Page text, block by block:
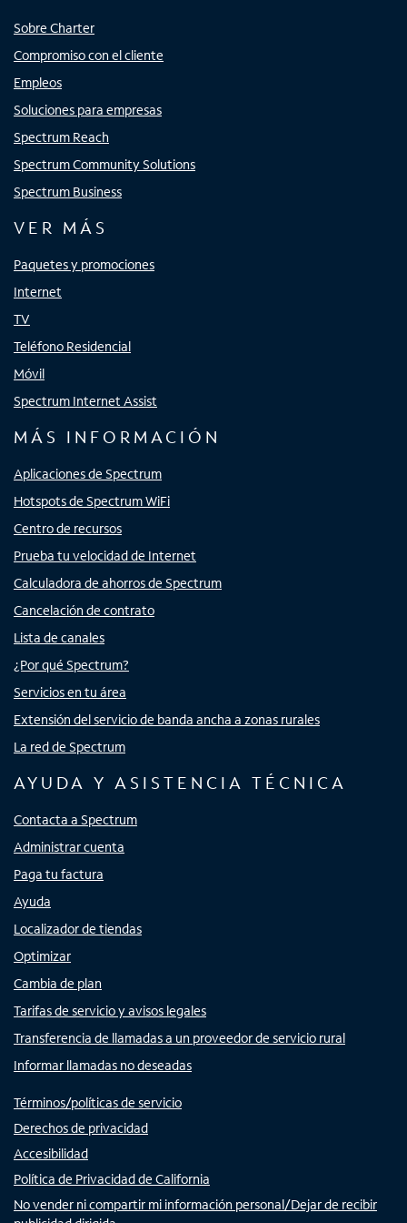
Sobre Charter
Compromiso con el cliente
Empleos
Soluciones para empresas
Spectrum Reach
Spectrum Community Solutions
Spectrum Business
VER MÁS
Paquetes y promociones
Internet
TV
Teléfono Residencial
Móvil
Spectrum Internet Assist
MÁS INFORMACIÓN
Aplicaciones de Spectrum
Hotspots de Spectrum WiFi
Centro de recursos
Prueba tu velocidad de Internet
Calculadora de ahorros de Spectrum
Cancelación de contrato
Lista de canales
¿Por qué Spectrum?
Servicios en tu área
Extensión del servicio de banda ancha a zonas rurales
La red de Spectrum
AYUDA Y ASISTENCIA TÉCNICA
Contacta a Spectrum
Administrar cuenta
Paga tu factura
Ayuda
Localizador de tiendas
Optimizar
Cambia de plan
Tarifas de servicio y avisos legales
Transferencia de llamadas a un proveedor de servicio rural
Informar llamadas no deseadas
Términos/políticas de servicio
Derechos de privacidad
Accesibilidad
Política de Privacidad de California
No vender ni compartir mi información personal/Dejar de recibir